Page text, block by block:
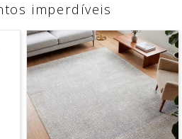
imperdíveis